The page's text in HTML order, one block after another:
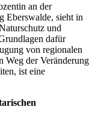
an der
Eberswalde, sieht in
und
dafür
von regionalen
Weg der Veränderung
ist eine